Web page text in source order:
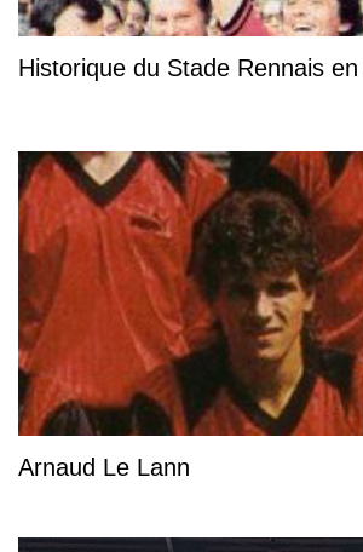
Historique du Stade Rennais
Arnaud Le Lann